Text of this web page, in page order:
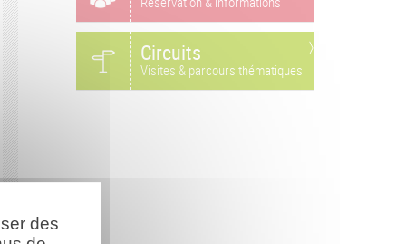
Circuits
Visites & parcours thématiques
des